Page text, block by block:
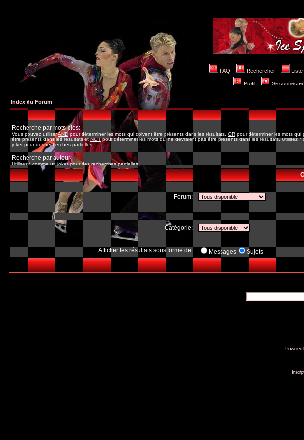
FAQ Rechercher Liste
Profil Se
Index du Forum
Recherche par mots-clés:
Vous pouvez utiliserANDpour déterminer les mots qui doivent être présents dans les résultats,ORpour déterminer les mots qui
être présents dans les résultats etNOTpour déterminer les mots qui ne devraient pas être présents dans les résultats. Utilisez *
joker pour des recherches partielles
Recherche par auteur:
Utilisez * comme un joker pour des recherches partielles
Forum:
Catégorie:
Afficher les résultats sous forme de:
Messages Sujets
Powered